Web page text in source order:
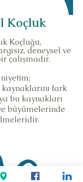
Koçluk
Koçluğu,
deneysel ve
çalışmadır.
fark
bu kaynakları
büyümelerinde